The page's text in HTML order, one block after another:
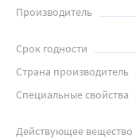
вызванных
отношении
и
пенициллину,
Левомицетин 3%
применения. Он
два-три раза в
Производитель
Срок годности
Страна производитель
Специальные свойства
Действующее вещество